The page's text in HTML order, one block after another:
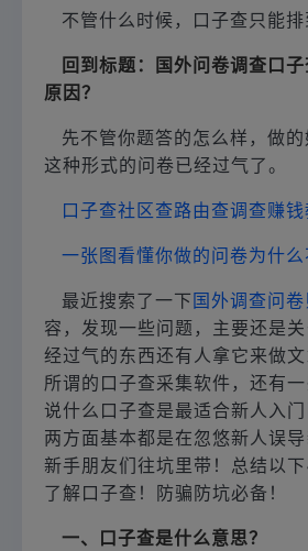
不管什么时候，口子查只能排
回到标题：国外问卷调查口
原因？
先不管你题答的怎么样，做
这种形式的问卷已经过气了。
口子查社区查路由查调查赚
一张图看懂你做的问卷为什
最近搜索了一下国外调查问
容，发现一些问题，主要还是
经过气的东西还有人拿它来做
所谓的口子查采集软件，还有一
说什么口子查是最适合新人入
两方面基本都是在忽悠新人误
新手朋友们往坑里带！总结以
了解口子查！防骗防坑必备！
一、口子查是什么意思？